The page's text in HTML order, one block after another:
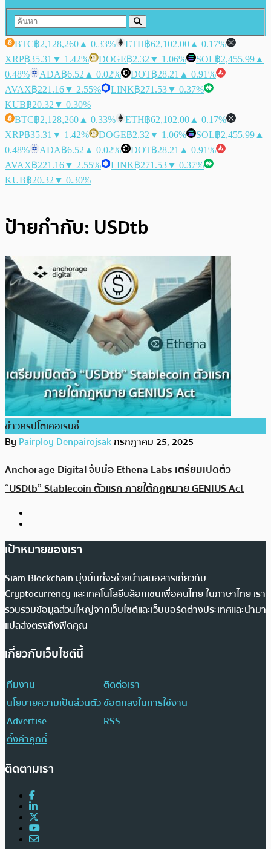
BTC฿2,128,260 ▲ 0.33% ETH฿62,102.00 ▲ 0.17%
XRP฿35.31 ▼ 1.42% DOGE฿2.32 ▼ 1.06% SOL฿2,455.99 ▲
0.48%
ADA฿6.52 ▲ 0.02% DOT฿28.21 ▲ 0.91%
AVAX฿221.16▼ 2.55% LINK฿271.53▼ 0.37%
KUB฿20.32 ▼ 0.30%
BTC฿2,128,260 ▲ 0.33% ETH฿62,102.00 ▲ 0.17%
XRP฿35.31 ▼ 1.42% DOGE฿2.32 ▼ 1.06% SOL฿2,455.99 ▲
0.48%
ADA฿6.52 ▲ 0.02% DOT฿28.21 ▲ 0.91%
AVAX฿221.16▼ 2.55% LINK฿271.53▼ 0.37%
KUB฿20.32 ▼ 0.30%
ป้ายกำกับ: USDtb
ข่าวคริปโตเคอเรนซี่
ByPairploy Denpairojsakกรกฎาคม 25, 2025
Anchorage Digital จับมือ Ethena Labs เตรียมเปิดตัว
“USDtb” Stablecoin ตัวแรก ภายใต้กฎหมาย GENIUS Act
เป้าหมายของเรา
Siam Blockchain มุ่งมั่นที่จะช่วยนำเสนอสารเกี่ยวกับ
Cryptocurrency และเทคโนโลยีบล็อกเชนเพื่อคนไทย ในภาษาไทย เรา
รวบรวมข้อมูลส่วนใหญ่จากเว็บไซต์และเว็บบอร์ดต่างประเทศและนำมา
แปลส่งตรงถึงฟีดคุณ
เกี่ยวกับเว็บไซต์นี้
ทีมงาน
ติดต่อเรา
นโยบายความเป็นส่วนตัวข้อตกลงในการใช้งาน
Advertise
RSS
ตั้งค่าคุกกี้
ติดตามเรา